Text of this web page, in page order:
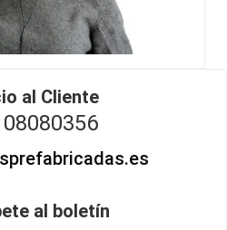
al Cliente
al boletín